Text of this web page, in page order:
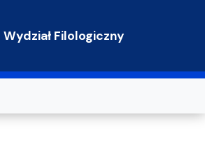
Wydział Filologiczny